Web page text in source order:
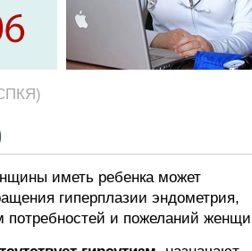
иметь ребенка может
гиперплазии эндометрия,
потребностей и пожеланий